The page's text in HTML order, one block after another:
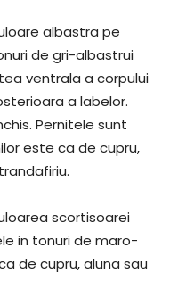
albastra pe
de gri-albastrui
ventrala a corpului
a labelor.
Pernitele sunt
este ca de cupru,
scortisoarei
in tonuri de maro-
de cupru, aluna sau